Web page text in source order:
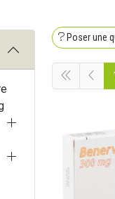
Poser une